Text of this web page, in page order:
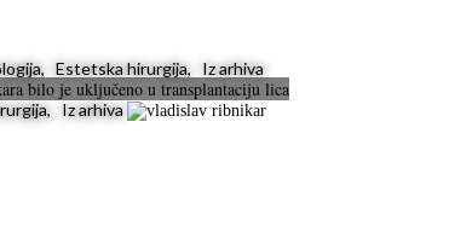
Estetska hirurgija, Iz arhiva
bilo je uključeno u transplantaciju lica
Iz arhiva